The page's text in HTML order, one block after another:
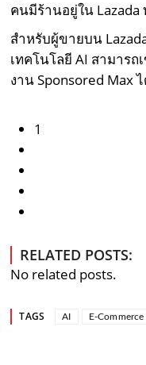
คนมีร้านอยู่ใน Lazada
สำหรับผู้ขายบน
เทคโนโลยี AI สามาร
งาน Sponsored Max
1
RELATED POSTS:
No related posts.
TAGS AI E-Commerce